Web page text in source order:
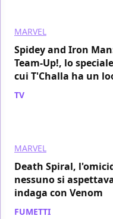
MARVEL
Spidey and Iron
Team-Up!, lo
cui T'Challa ha un
TV
MARVEL
Death Spiral,
nessuno si
indaga con Venom
FUMETTI